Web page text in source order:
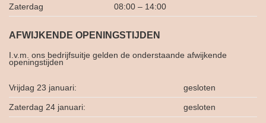
Zaterdag 08:00 – 14:00
AFWIJKENDE OPENINGSTIJDEN
I.v.m. ons bedrijfsuitje gelden de onderstaande afwijkende
openingstijden
Vrijdag 23 januari: gesloten
Zaterdag 24 januari: gesloten